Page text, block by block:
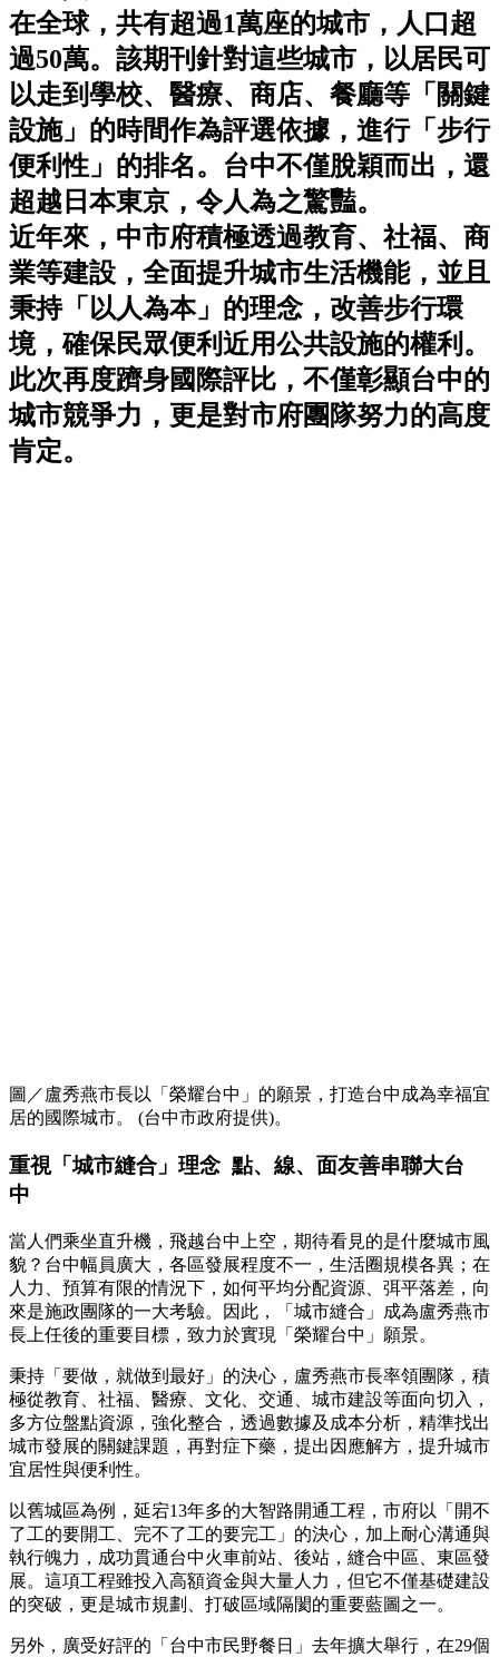
在全球，共有超過1萬座的城市，人口超
過50萬。該期刊針對這些城市，以居民可
以走到學校、醫療、商店、餐廳等「關鍵
設施」的時間作為評選依據，進行「步行
便利性」的排名。台中不僅脫穎而出，還
超越日本東京，令人為之驚豔。
近年來，中市府積極透過教育、社福、商
業等建設，全面提升城市生活機能，並且
秉持「以人為本」的理念，改善步行環
境，確保民眾便利近用公共設施的權利。
此次再度躋身國際評比，不僅彰顯台中的
城市競爭力，更是對市府團隊努力的高度
肯定。
圖／盧秀燕市長以「榮耀台中」的願景，打造台中成為幸福宜
居的國際城市。 (台中市政府提供)。
重視「城市縫合」理念 點、線、面友善串聯大台
中
當人們乘坐直升機，飛越台中上空，期待看見的是什麼城市風
貌？台中幅員廣大，各區發展程度不一，生活圈規模各異；在
人力、預算有限的情況下，如何平均分配資源、弭平落差，向
來是施政團隊的一大考驗。因此，「城市縫合」成為盧秀燕市
長上任後的重要目標，致力於實現「榮耀台中」願景。
秉持「要做，就做到最好」的決心，盧秀燕市長率領團隊，積
極從教育、社福、醫療、文化、交通、城市建設等面向切入，
多方位盤點資源，強化整合，透過數據及成本分析，精準找出
城市發展的關鍵課題，再對症下藥，提出因應解方，提升城市
宜居性與便利性。
以舊城區為例，延宕13年多的大智路開通工程，市府以「開不
了工的要開工、完不了工的要完工」的決心，加上耐心溝通與
執行魄力，成功貫通台中火車前站、後站，縫合中區、東區發
展。這項工程雖投入高額資金與大量人力，但它不僅基礎建設
的突破，更是城市規劃、打破區域隔閡的重要藍圖之一。
另外，廣受好評的「台中市民野餐日」去年擴大舉行，在29個